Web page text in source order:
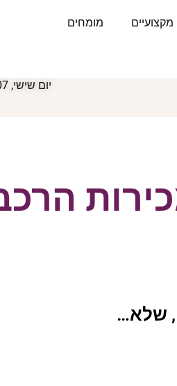
מומחים
יום שישי, 07 באוגוסט 2026
שלא…